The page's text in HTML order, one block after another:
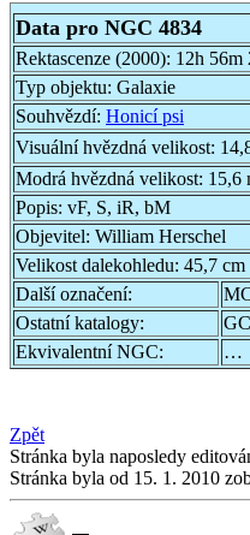
Data pro NGC 4834
Rektascenze (2000): 12h 56m
Typ objektu: Galaxie
Souhvězdí: Honicí psi
Visuální hvězdná velikost:
Modrá hvězdná velikost: 15,6
Popis: vF, S, iR, bM
Objevitel: William Herschel
Velikost dalekohledu: 45,7 cm
Další označení:
Ostatní katalogy:
Ekvivalentní NGC:
…
Zpět
Stránka byla naposledy
Stránka byla od 15. 1. 2010